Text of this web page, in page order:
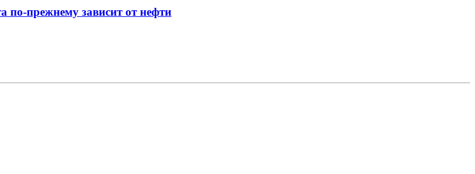
по-прежнему зависит от нефти